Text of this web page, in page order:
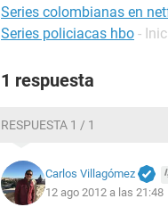
Series colombianas en
Series policiacas hbo -
1 respuesta
RESPUESTA 1 / 1
Carlos Villagómez
12 ago 2012 a las 21:48